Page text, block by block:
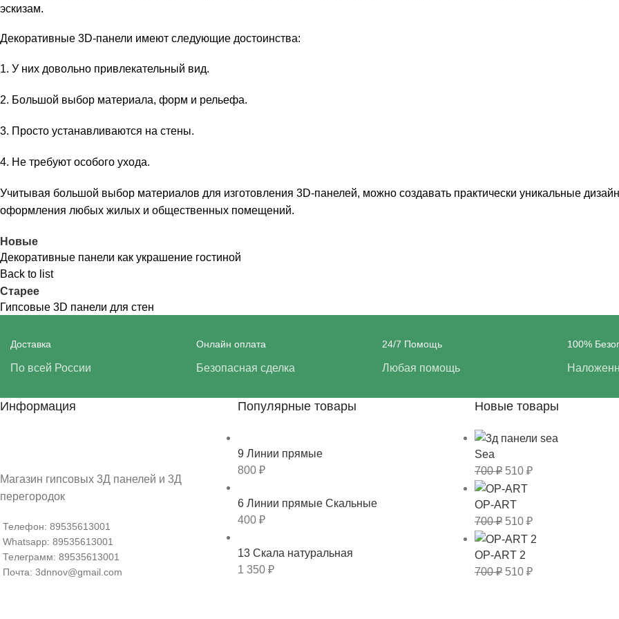
эскизам.
Декоративные 3D-панели имеют следующие достоинства:
1. У них довольно привлекательный вид.
2. Большой выбор материала, форм и рельефа.
3. Просто устанавливаются на стены.
4. Не требуют особого ухода.
Учитывая большой выбор материалов для изготовления 3D-панелей, можно создавать практически уникальные
оформления любых жилых и общественных помещений.
Новые
Декоративные панели как украшение гостиной
Back to list
Старее
Гипсовые 3D панели для стен
Доставка
По всей России
Онлайн оплата
Безопасная сделка
24/7 Помощь
Любая помощь
100%
Информация
Магазин гипсовых 3Д панелей и 3Д
перегородок
Телефон: 89535613001
Whatsapp: 89535613001
Телеграмм: 89535613001
Почта: 3dnnov@gmail.com
Популярные товары
9 Линии прямые
800 ₽
6 Линии прямые Скальные
400 ₽
13 Скала натуральная
1 350 ₽
Новые товары
Sea
700₽ 510 ₽
OP-ART
700₽ 510 ₽
OP-ART 2
700₽ 510 ₽